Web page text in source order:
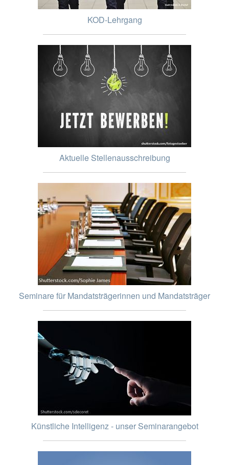
KOD-Lehrgang
Aktuelle Stellenausschreibung
Seminare für Mandatsträgerinnen und Mandatsträger
Künstliche Intelligenz - unser Seminarangebot